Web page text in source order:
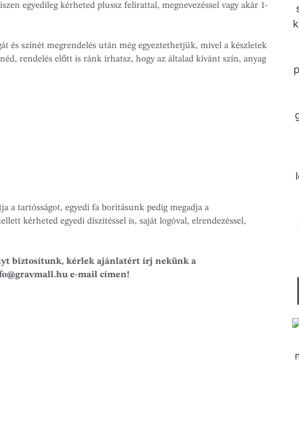
egyedileg kérheted plussz felirattal, megnevezéssel vagy akár 1-
és színét megrendelés után még egyeztethetjük, mivel a készletek
rendelés előtt is ránk írhatsz, hogy az általad kívánt szín, anyag
a tartósságot, egyedi fa borításunk pedig megadja a
kérheted egyedi díszítéssel is, saját logóval, elrendezéssel,
biztosítunk, kérlek ajánlatért írj nekünk a
e-mail címen!